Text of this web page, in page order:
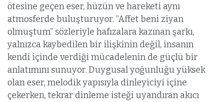
ötesine geçen eser, hüzün ve hareketi aynı
atmosferde buluşturuyor. “Affet beni ziyan
olmuştum” sözleriyle hafızalara kazınan şarkı,
yalnızca kaybedilen bir ilişkinin değil, insanın
kendi içinde verdiği mücadelenin de güçlü bir
anlatımını sunuyor. Duygusal yoğunluğu yüksek
olan eser, melodik yapısıyla dinleyiciyi içine
çekerken, tekrar dinleme isteği uyandıran akıcı